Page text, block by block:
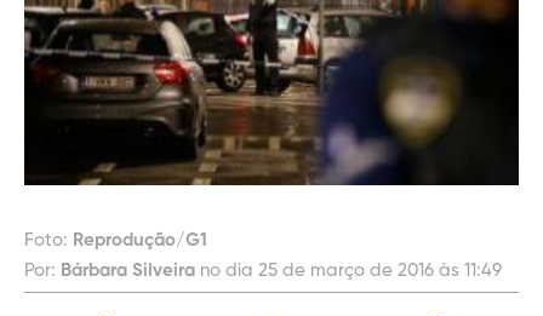
Foto: Reprodução/G1
Por: Bárbara Silveira no dia 25 de março de 2016 às 11:49